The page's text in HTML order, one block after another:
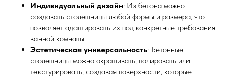
Индивидуальный дизайн: Из бетона можно
создавать столешницы любой формы и размера, что
позволяет адаптировать их под конкретные требования
ванной комнаты.
Эстетическая универсальность: Бетонные
столешницы можно окрашивать, полировать или
текстурировать, создавая поверхности, которые